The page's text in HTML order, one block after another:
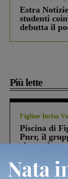
Estra
studenti
debutta il
Più lette
Figline Incisa
Piscina di
Pnrr, il
Cronaca 4